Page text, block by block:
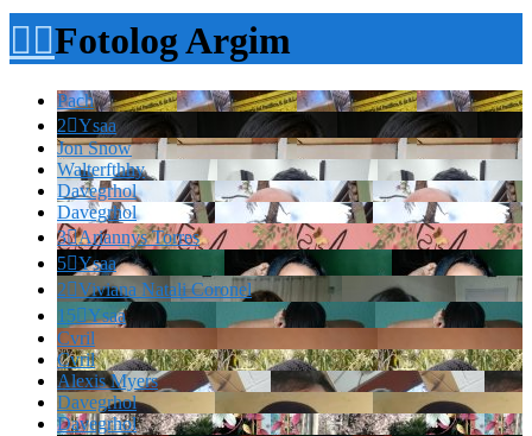
Fotolog Argim
Pach
2Ysaa
Jon Snow
Walterfthhy
Davegrhol
Davegrhol
3Ariannys Torres
5Ysaa
2Viviana Natali Coronel
15Ysaa
Cvril
Cvril
Alexis Myers
Davegrhol
Davegrhol